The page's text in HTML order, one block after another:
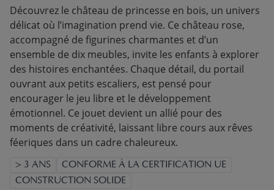
Découvrez le château de princesse en bois, un univers
délicat où l’imagination prend vie. Ce château rose,
accompagné de figurines charmantes et d’un
ensemble de dix meubles, invite les enfants à explorer
des histoires enchantées. Chaque détail, du portail
ouvrant aux petits escaliers, est pensé pour
encourager le jeu libre et le développement
émotionnel. Ce jouet devient un allié pour des
moments de créativité, laissant libre cours aux rêves
féeriques dans un cadre chaleureux.
> 3 ANS
CONFORME À LA CERTIFICATION UE
CONSTRUCTION SOLIDE